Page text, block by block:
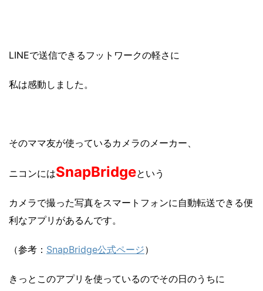
LINEで送信できるフットワークの軽さに
私は感動しました。
そのママ友が使っているカメラのメーカー、
ニコンにはSnapBridgeという
カメラで撮った写真をスマートフォンに自動転送できる便
利なアプリがあるんです。
（参考： SnapBridge公式ページ）
きっとこのアプリを使っているのでその日のうちに